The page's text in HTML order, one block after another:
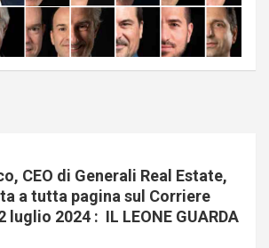
CEO di Generali Real Estate,
a tutta pagina sul Corriere
luglio 2024 : IL LEONE GUARDA